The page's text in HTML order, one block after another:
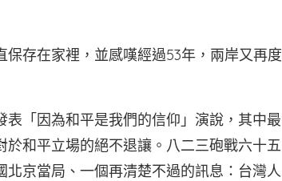
存在家裡，並感嘆經過53年，兩岸又再度
「因為和平是我們的信仰」演說，其中最
和平立場的絕不退讓。八二三砲戰六十五
京當局、一個再清楚不過的訊息：台灣人